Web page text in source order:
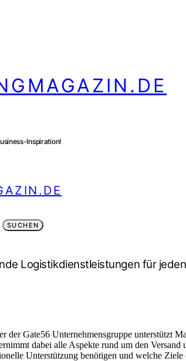
Inspiration!
SUCHEN
Logistikdienstleistungen für
der Gate56 Unternehmensgruppe unterstützt
dabei alle Aspekte rund um den
Unterstützung benötigen und welche